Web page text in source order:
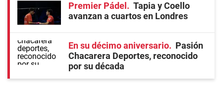
Premier Pádel
Tapia y Coello
avanzan a cuartos en Londres
En su décimo aniversario
Pasión
Chacarera Deportes, reconocido
por su década